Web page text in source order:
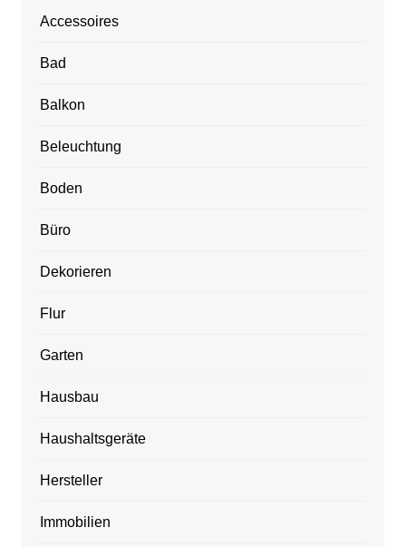
Accessoires
Bad
Balkon
Beleuchtung
Boden
Büro
Dekorieren
Flur
Garten
Hausbau
Haushaltsgeräte
Hersteller
Immobilien